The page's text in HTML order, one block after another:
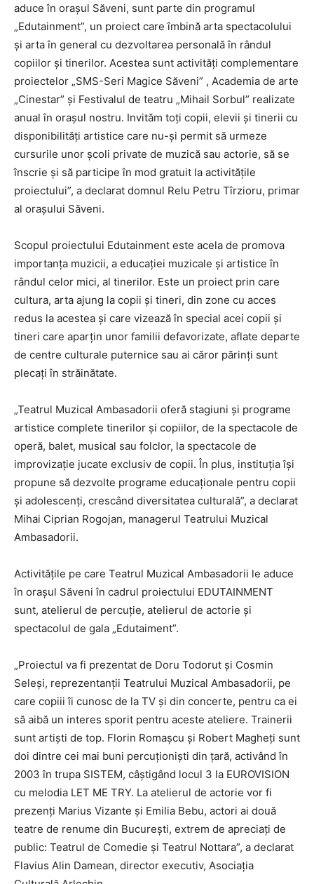
aduce în orașul Săveni, sunt parte din programul
„Edutainment”, un proiect care îmbină arta spectacolului
și arta în general cu dezvoltarea personală în rândul
copiilor și tinerilor. Acestea sunt activități complementare
proiectelor „SMS-Seri Magice Săveni” , Academia de arte
„Cinestar” și Festivalul de teatru „Mihail Sorbul” realizate
anual în orașul nostru. Invităm toți copii, elevii și tinerii cu
disponibilități artistice care nu-și permit să urmeze
cursurile unor școli private de muzică sau actorie, să se
înscrie și să participe în mod gratuit la activitățile
proiectului”, a declarat domnul Relu Petru Tîrzioru, primar
al orașului Săveni.
Scopul proiectului Edutainment este acela de promova
importanța muzicii, a educației muzicale și artistice în
rândul celor mici, al tinerilor. Este un proiect prin care
cultura, arta ajung la copii și tineri, din zone cu acces
redus la acestea și care vizează în special acei copii și
tineri care aparțin unor familii defavorizate, aflate departe
de centre culturale puternice sau ai căror părinți sunt
plecați în străinătate.
„Teatrul Muzical Ambasadorii oferă stagiuni și programe
artistice complete tinerilor și copiilor, de la spectacole de
operă, balet, musical sau folclor, la spectacole de
improvizație jucate exclusiv de copii. În plus, instituția își
propune să dezvolte programe educaționale pentru copii
și adolescenți, crescând diversitatea culturală”, a declarat
Mihai Ciprian Rogojan, managerul Teatrului Muzical
Ambasadorii.
Activitățile pe care Teatrul Muzical Ambasadorii le aduce
în orașul Săveni în cadrul proiectului EDUTAINMENT
sunt, atelierul de percuție, atelierul de actorie și
spectacolul de gala „Edutaiment”.
„Proiectul va fi prezentat de Doru Todorut și Cosmin
Seleși, reprezentanții Teatrului Muzical Ambasadorii, pe
care copiii îi cunosc de la TV și din concerte, pentru ca ei
să aibă un interes sporit pentru aceste ateliere. Trainerii
sunt artiști de top. Florin Romașcu și Robert Magheți sunt
doi dintre cei mai buni percuționiști din țară, activând în
2003 în trupa SISTEM, câștigând locul 3 la EUROVISION
cu melodia LET ME TRY. La atelierul de actorie vor fi
prezenți Marius Vizante și Emilia Bebu, actori ai două
teatre de renume din București, extrem de apreciați de
public: Teatrul de Comedie și Teatrul Nottara”, a declarat
Flavius Alin Damean, director executiv, Asociația